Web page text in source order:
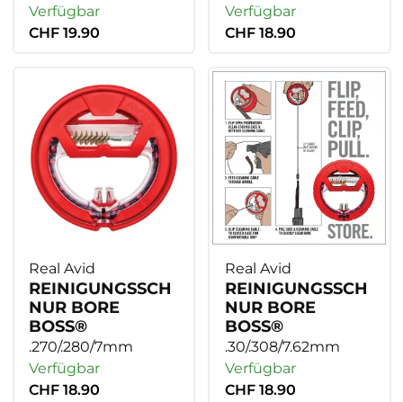
Verfügbar
CHF 19.90
Verfügbar
CHF 18.90
Real Avid
REINIGUNGSSCH
NUR BORE
BOSS®
.270/.280/7mm
Verfügbar
CHF 18.90
Real Avid
REINIGUNGSSCH
NUR BORE
BOSS®
.30/.308/7.62mm
Verfügbar
CHF 18.90